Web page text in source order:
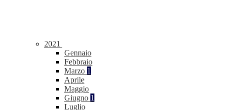
2021
Gennaio
Febbraio
Marzo 1
Aprile
Maggio
Giugno 1
Luglio